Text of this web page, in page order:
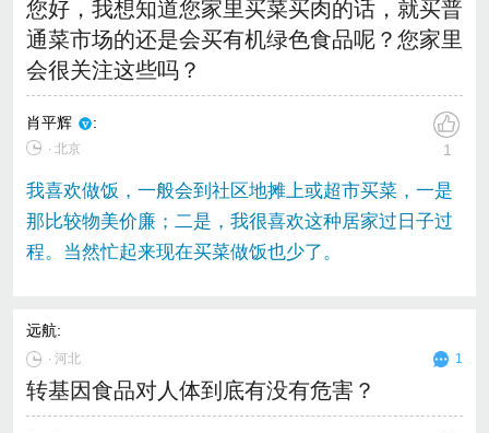
您好，我想知道您家里买菜买肉的话，就买普
通菜市场的还是会买有机绿色食品呢？您家里
会很关注这些吗？
肖平辉 :
∙ 北京 1
我喜欢做饭，一般会到社区地摊上或超市买菜，一是
那比较物美价廉；二是，我很喜欢这种居家过日子过
程。当然忙起来现在买菜做饭也少了。
远航:
∙河北 1
转基因食品对人体到底有没有危害？